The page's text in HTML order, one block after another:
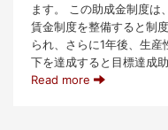
ます。 この助成金制度は
賃金制度を整備すると制
られ、さらに1年後、生
下を達成すると目標達成
Read more